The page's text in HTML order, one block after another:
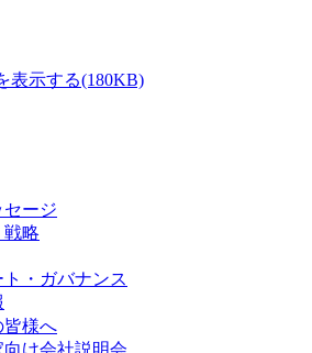
(180KB)
セージ
戦略
・ガバナンス
皆様へ
け会社説明会